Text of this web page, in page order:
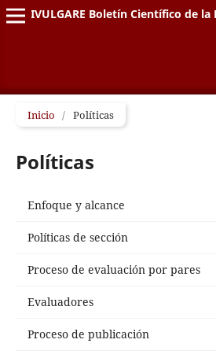
DIVULGARE Boletín Científico de
Inicio / Políticas
Políticas
Enfoque y alcance
Políticas de sección
Proceso de evaluación por pares
Evaluadores
Proceso de publicación